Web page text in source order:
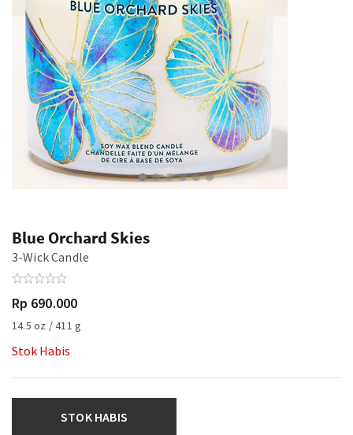
Blue Orchard Skies
3-Wick Candle
Rp 690.000
14.5 oz / 411 g
Stok Habis
STOK HABIS